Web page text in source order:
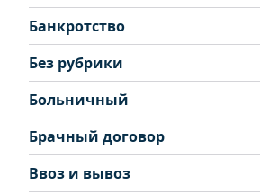
Банкротство
Без рубрики
Больничный
Брачный договор
Ввоз и вывоз